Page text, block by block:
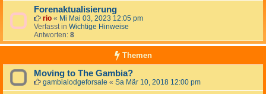
Forenaktualisierung
rio « Mi Mai 03, 2023 12:05 pm
Verfasst in Wichtige Hinweise
Antworten: 8
Themen
Moving to The Gambia?
gambialodgeforsale « Sa Mär 10, 2018 12:00 pm